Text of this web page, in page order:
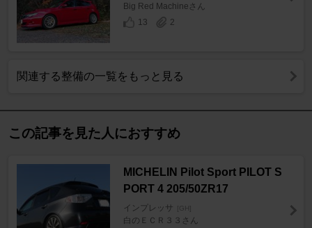
Big Red Machineさん
13
2
関連する整備の一覧をもっと見る
この記事を見た人におすすめ
MICHELIN Pilot Sport PILOT S
PORT 4 205/50ZR17
インプレッサ [GH]
白のＥＣＲ３３さん